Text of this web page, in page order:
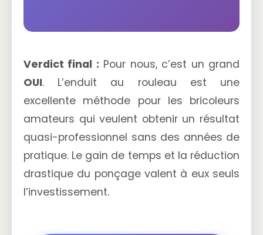
Verdict final : Pour nous, c’est un grand
OUI. L’enduit au rouleau est une
excellente méthode pour les bricoleurs
amateurs qui veulent obtenir un résultat
quasi-professionnel sans des années de
pratique. Le gain de temps et la réduction
drastique du ponçage valent à eux seuls
l’investissement.